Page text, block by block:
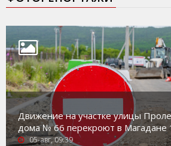
Движение на участке улицы
дома № 66 перекроют в Магадане
05-авг, 09:39